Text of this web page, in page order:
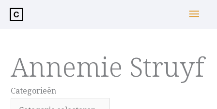
inhoud
Annemie Struyf
Categorieën
Categorieën